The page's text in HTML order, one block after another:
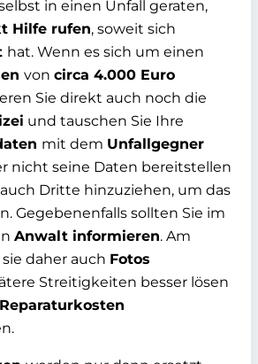
in einen Unfall geraten,
Hilfe rufen, soweit sich
hat. Wenn es sich um einen
von circa 4.000 Euro
Sie direkt auch noch die
und tauschen Sie Ihre
mit dem Unfallgegner
nicht seine Daten bereitstellen
Dritte hinzuziehen, um das
Gegebenenfalls sollten Sie im
Anwalt informieren. Am
daher auch Fotos
Streitigkeiten besser lösen
Reparaturkosten